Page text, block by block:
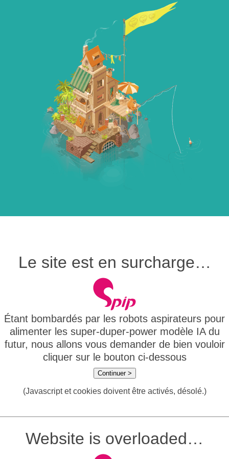
Le site est en surcharge…
Étant bombardés par les robots aspirateurs pour
alimenter les super-duper-power modèle IA du
futur, nous allons vous demander de bien vouloir
cliquer sur le bouton ci-dessous
Continuer >
(Javascript et cookies doivent être activés, désolé.)
Website is overloaded…